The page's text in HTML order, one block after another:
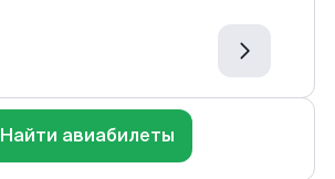
Найти авиабилеты